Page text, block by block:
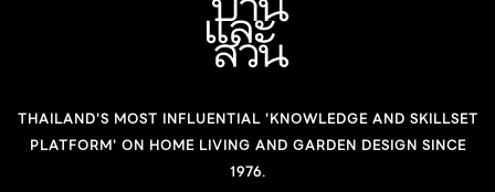
THAILAND'S MOST INFLUENTIAL 'KNOWLEDGE AND SKILLSET
PLATFORM' ON HOME LIVING AND GARDEN DESIGN SINCE
1976.